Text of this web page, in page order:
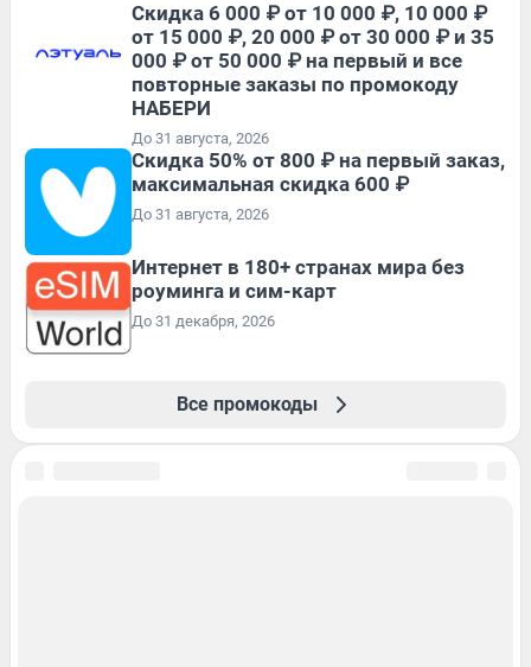
Скидка 6 000 ₽ от 10 000 ₽, 10 000 ₽
от 15 000 ₽, 20 000 ₽ от 30 000 ₽ и 35
000 ₽ от 50 000 ₽ на первый и все
повторные заказы по промокоду
НАБЕРИ
До 31 августа, 2026
Скидка 50% от 800 ₽ на первый заказ,
максимальная скидка 600 ₽
До 31 августа, 2026
Интернет в 180+ странах мира без
роуминга и сим-карт
До 31 декабря, 2026
Все промокоды